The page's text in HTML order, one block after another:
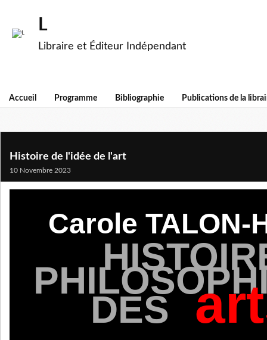
L
Libraire et Éditeur Indépendant
Accueil Programme Bibliographie Publications de la
Histoire de l'idée de l'art
10 Novembre 2023
Carole TALON-
DES